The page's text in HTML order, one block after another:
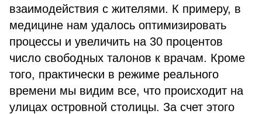
взаимодействия с жителями. К примеру, в
медицине нам удалось оптимизировать
процессы и увеличить на 30 процентов
число свободных талонов к врачам. Кроме
того, практически в режиме реального
времени мы видим все, что происходит на
улицах островной столицы. За счет этого